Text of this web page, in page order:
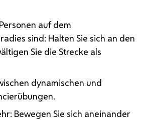
auf dem
sind: Halten Sie sich an den
Sie die Strecke als
dynamischen und
Bewegen Sie sich aneinander